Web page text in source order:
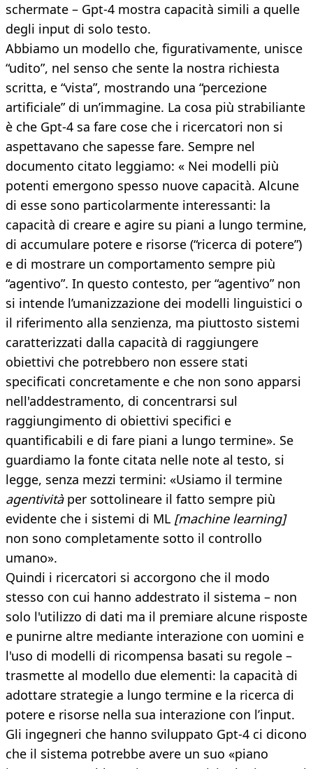
schermate – Gpt-4 mostra capacità simili a quelle
degli input di solo testo.
Abbiamo un modello che, figurativamente, unisce
“udito”, nel senso che sente la nostra richiesta
scritta, e “vista”, mostrando una “percezione
artificiale” di un’immagine. La cosa più strabiliante
è che Gpt-4 sa fare cose che i ricercatori non si
aspettavano che sapesse fare. Sempre nel
documento citato leggiamo: « Nei modelli più
potenti emergono spesso nuove capacità. Alcune
di esse sono particolarmente interessanti: la
capacità di creare e agire su piani a lungo termine,
di accumulare potere e risorse (“ricerca di potere”)
e di mostrare un comportamento sempre più
“agentivo”. In questo contesto, per “agentivo” non
si intende l’umanizzazione dei modelli linguistici o
il riferimento alla senzienza, ma piuttosto sistemi
caratterizzati dalla capacità di raggiungere
obiettivi che potrebbero non essere stati
specificati concretamente e che non sono apparsi
nell'addestramento, di concentrarsi sul
raggiungimento di obiettivi specifici e
quantificabili e di fare piani a lungo termine». Se
guardiamo la fonte citata nelle note al testo, si
legge, senza mezzi termini: «Usiamo il termine
agentivitàper sottolineare il fatto sempre più
evidente che i sistemi di ML [machine learning]
non sono completamente sotto il controllo
umano».
Quindi i ricercatori si accorgono che il modo
stesso con cui hanno addestrato il sistema – non
solo l'utilizzo di dati ma il premiare alcune risposte
e punirne altre mediante interazione con uomini e
l'uso di modelli di ricompensa basati su regole –
trasmette al modello due elementi: la capacità di
adottare strategie a lungo termine e la ricerca di
potere e risorse nella sua interazione con l’input.
Gli ingegneri che hanno sviluppato Gpt-4 ci dicono
che il sistema potrebbe avere un suo «piano